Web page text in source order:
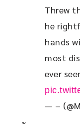
Threw
he
hands
most
ever
— –